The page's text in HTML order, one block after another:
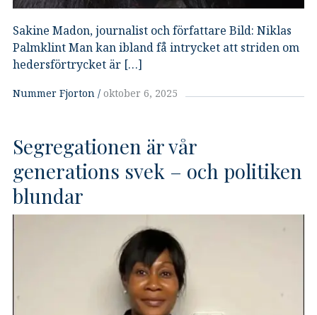
Sakine Madon, journalist och författare Bild: Niklas
Palmklint Man kan ibland få intrycket att striden om
hedersförtrycket är […]
Nummer Fjorton oktober 6, 2025
Segregationen är vår
generations svek – och politiken
blundar